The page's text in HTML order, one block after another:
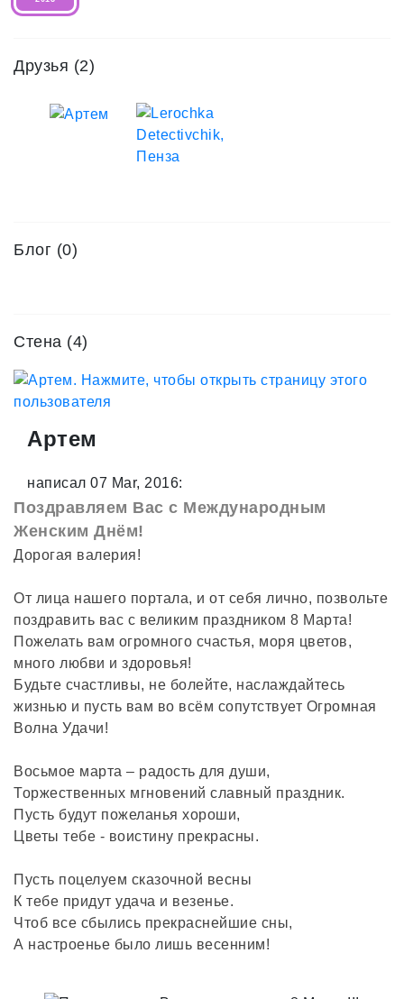
Друзья (2)
Блог (0)
Стена (4)
Артем
написал 07 Mar, 2016:
Поздравляем Вас с Международным
Женским Днём!
Дорогая валерия!
От лица нашего портала, и от себя лично, позвольте
поздравить вас с великим праздником 8 Марта!
Пожелать вам огромного счастья, моря цветов,
много любви и здоровья!
Будьте счастливы, не болейте, наслаждайтесь
жизнью и пусть вам во всём сопутствует Огромная
Волна Удачи!
Восьмое марта – радость для души,
Торжественных мгновений славный праздник.
Пусть будут пожеланья хороши,
Цветы тебе - воистину прекрасны.
Пусть поцелуем сказочной весны
К тебе придут удача и везенье.
Чтоб все сбылись прекраснейшие сны,
А настроенье было лишь весенним!